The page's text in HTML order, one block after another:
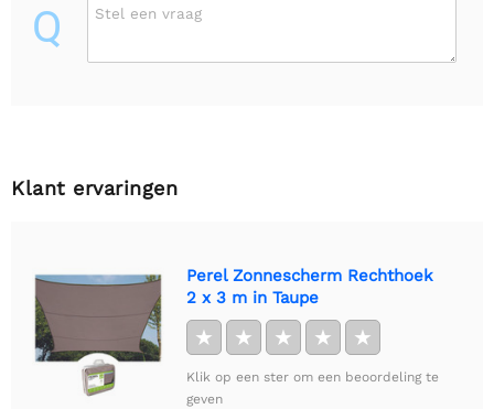
Q Stel een vraag
Klant ervaringen
Perel Zonnescherm Rechthoek
2 x 3 m in Taupe
★ ★ ★ ★ ★
Klik op een ster om een beoordeling te
geven